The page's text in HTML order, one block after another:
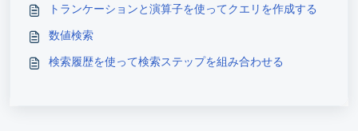
トランケーションと演算子を使ってクエリを作成する
数値検索
検索履歴を使って検索ステップを組み合わせる